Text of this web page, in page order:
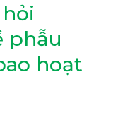
hỏi
phẫu
hoạt